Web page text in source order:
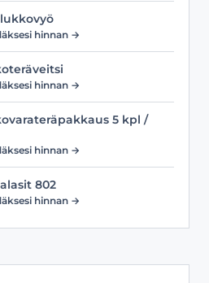
hinnan →
hinnan →
5 kpl /
hinnan →
802
hinnan →